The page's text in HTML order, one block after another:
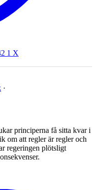
1 X
·
principerna få sitta kvar i
om att regler är regler och
regeringen plötsligt